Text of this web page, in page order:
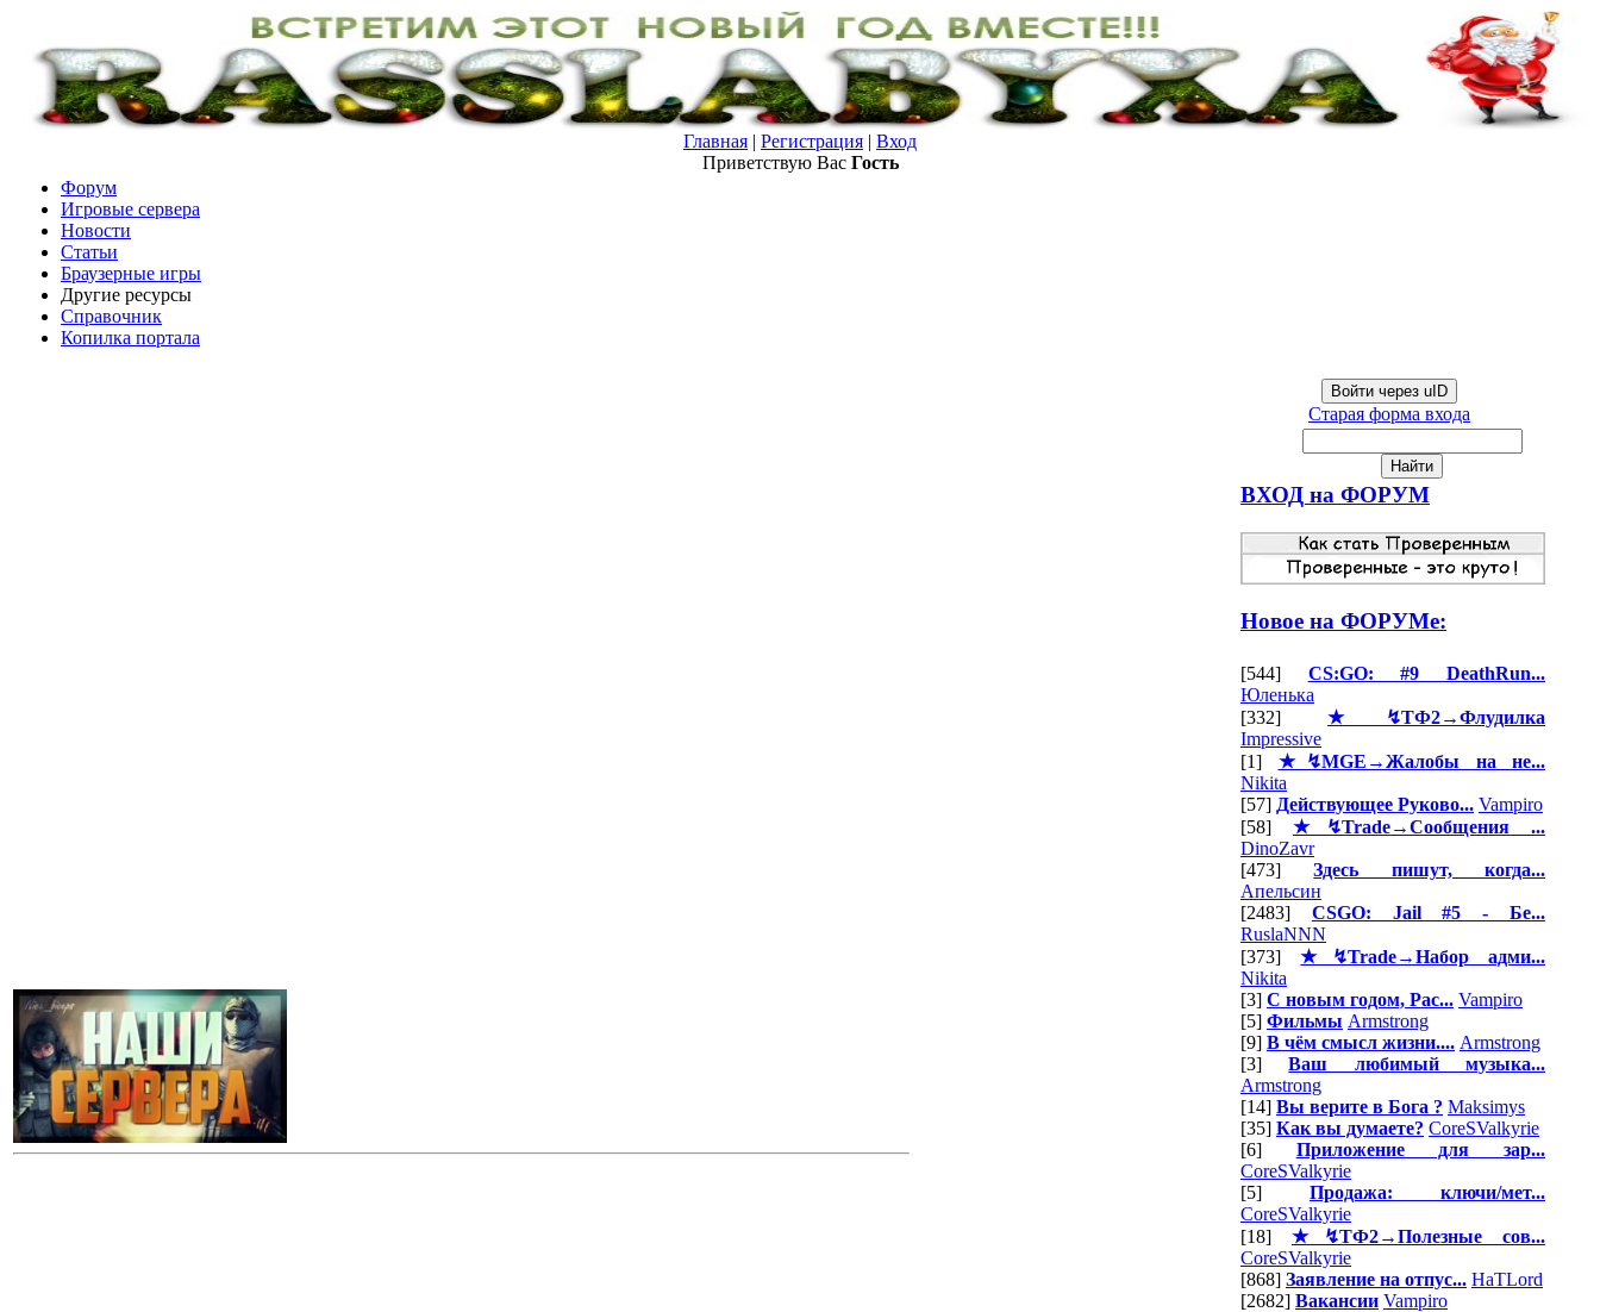
Главная | Регистрация | Вход
Приветствую Вас Гость
Форум
Игровые сервера
Новости
Статьи
Браузерные игры
Другие ресурсы
Справочник
Копилка портала
Войти через uID
Старая форма входа
ВХОД на ФОРУМ
Новое на ФОРУМе:
[544] CS:GO: #9 DeathRun...
Юленька
[332] ★↯ТФ2→Флудилка
Impressive
[1] ★↯MGE→Жалобы на не...
Nikita
[57] Действующее Руково... Vampiro
[58] ★↯Trade→Сообщения ...
DinoZavr
[473]Здесь пишут, когда...
Апельсин
[2483] CSGO: Jail #5 - Бе...
RuslaNNN
[373]★↯Trade→Набор адми...
Nikita
[3] С новым годом, Рас... Vampiro
[5] Фильмы Armstrong
[9] В чём смысл жизни.... Armstrong
[3]Ваш любимый музыка...
Armstrong
[14] Вы верите в Бога ? Maksimys
[35] Как вы думаете? CoreSValkyrie
[6] Приложение для зар...
CoreSValkyrie
[5] Продажа: ключи/мет...
CoreSValkyrie
[18] ★↯ТФ2→Полезные сов...
CoreSValkyrie
[868] Заявление на отпус... HaTLord
[2682] Вакансии Vampiro